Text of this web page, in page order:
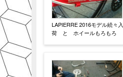
LAPIERRE 2016モデル続々入
荷 と ホイールもろもろ